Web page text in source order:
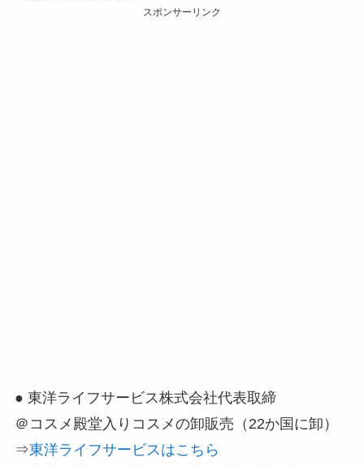
スポンサーリンク
● 東洋ライフサービス株式会社代表取締
＠コスメ殿堂入りコスメの卸販売（22か国に卸）
⇒東洋ライフサービスはこちら